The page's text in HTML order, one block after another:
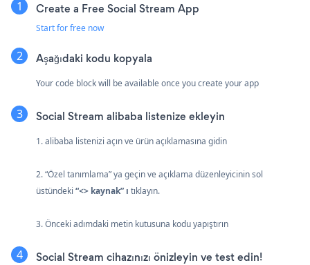
Create a Free Social Stream App
Start for free now
Aşağıdaki kodu kopyala
Your code block will be available once you create your app
Social Stream alibaba listenize ekleyin
1. alibaba listenizi açın ve ürün açıklamasına gidin
2. “Özel tanımlama” ya geçin ve açıklama düzenleyicinin sol
üstündeki “<> kaynak” ı tıklayın.
3. Önceki adımdaki metin kutusuna kodu yapıştırın
Social Stream cihazınızı önizleyin ve test edin!